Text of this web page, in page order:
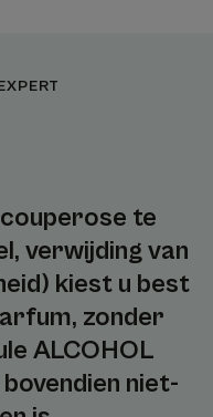
te
verwijding van
kiest u best
zonder
ALCOHOL
niet-